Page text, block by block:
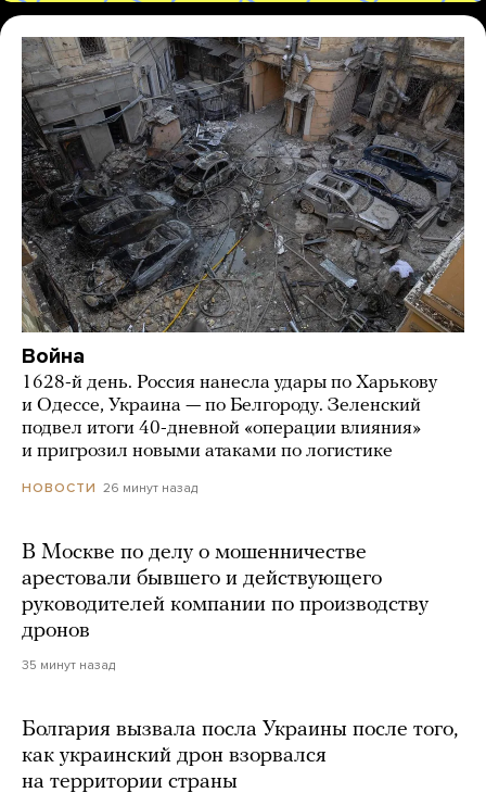
Война
1628-й день. Россия нанесла удары по Харькову
и Одессе, Украина — по Белгороду. Зеленский
подвел итоги 40-дневной «операции влияния»
и пригрозил новыми атаками по логистике
НОВОСТИ 26 минут назад
В Москве по делу о мошенничестве
арестовали бывшего и действующего
руководителей компании по производству
дронов
35 минут назад
Болгария вызвала посла Украины после того,
как украинский дрон взорвался
на территории страны